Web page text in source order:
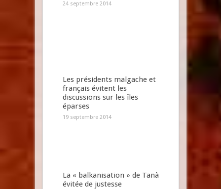
24 septembre 2014
Les présidents malgache et
français évitent les
discussions sur les îles
éparses
19 septembre 2014
La « balkanisation » de Tanà
évitée de justesse